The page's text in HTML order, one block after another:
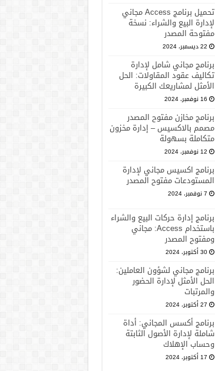
تحميل برنامج Access مجاني
لإدارة البيع والشراء: نسخة
مفتوحة المصدر
22 ديسمبر، 2024
برنامج مجاني شامل لإدارة
تكاليف عقود المقاولات: الحل
الأمثل لمشاريعك الكبيرة
16 نوفمبر، 2024
برنامج مخازن مفتوح المصدر
مصمم بالاكسيس – إدارة مخزون
متكاملة بسهولة
12 نوفمبر، 2024
برنامج اكسيس مجاني لإدارة
المستودعات مفتوح المصدر
7 نوفمبر، 2024
برنامج إدارة حركات البيع والشراء
باستخدام Access: مجاني
ومفتوح المصدر
30 أكتوبر، 2024
برنامج مجاني لشؤون العاملين:
الحل الأمثل لإدارة الحضور
والمرتبات
27 أكتوبر، 2024
برنامج أكسس المجاني: أداة
شاملة لإدارة الأصول الثابتة
وحساب الإهلاك
17 أكتوبر، 2024